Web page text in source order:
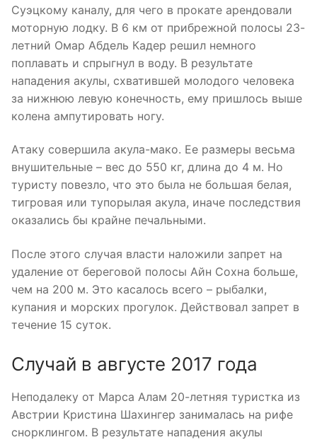
Суэцкому каналу, для чего в прокате арендовали
моторную лодку. В 6 км от прибрежной полосы 23-
летний Омар Абдель Кадер решил немного
поплавать и спрыгнул в воду. В результате
нападения акулы, схватившей молодого человека
за нижнюю левую конечность, ему пришлось выше
колена ампутировать ногу.
Атаку совершила акула-мако. Ее размеры весьма
внушительные – вес до 550 кг, длина до 4 м. Но
туристу повезло, что это была не большая белая,
тигровая или тупорылая акула, иначе последствия
оказались бы крайне печальными.
После этого случая власти наложили запрет на
удаление от береговой полосы Айн Сохна больше,
чем на 200 м. Это касалось всего – рыбалки,
купания и морских прогулок. Действовал запрет в
течение 15 суток.
Случай в августе 2017 года
Неподалеку от Марса Алам 20-летняя туристка из
Австрии Кристина Шахингер занималась на рифе
снорклингом. В результате нападения акулы